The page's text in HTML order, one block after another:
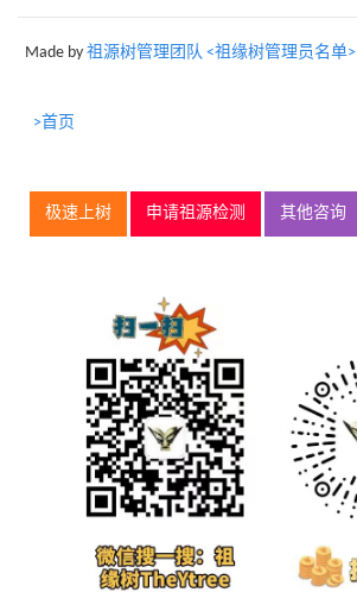
Made by 祖源树管理团队 <祖缘树管理员名单>
>首页
极速上树 申请祖源检测 其他咨询